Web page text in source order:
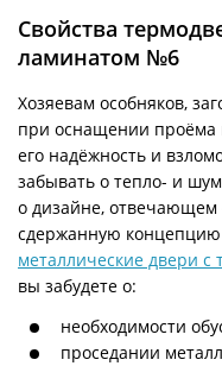
Свойства
ламинатом №6
Хозяевам особняков,
при оснащении проёма
его надёжность и
забывать о тепло- и
о дизайне,
сдержанную
металлические двери с
вы забудете о:
необходимости
проседании